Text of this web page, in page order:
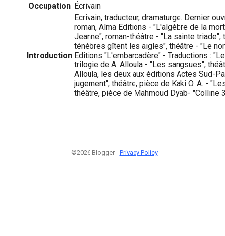
Occupation Écrivain
Introduction
Ecrivain, traducteur, dramaturge. Dernier
roman, Alma Editions - "L'algèbre de la
Jeanne", roman-théâtre - "La sainte triade",
ténèbres gîtent les aigles", théâtre - "Le
Editions "L'embarcadère" - Traductions :
trilogie de A. Alloula - "Les sangsues",
Alloula, les deux aux éditions Actes Sud-
jugement", théâtre, pièce de Kaki O. A. -
théâtre, pièce de Mahmoud Dyab- "Colline
©2026 Blogger - Privacy Policy